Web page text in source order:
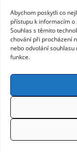
Abychom poskytli co
přístupu k informacím o
Souhlas s těmito
chování při procházení
nebo odvolání
funkce.
Šablona:ColorMag